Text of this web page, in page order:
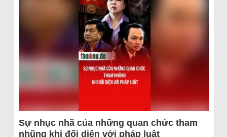
Sự nhục nhã của những quan chức tham
nhũng khi đối diện với pháp luật